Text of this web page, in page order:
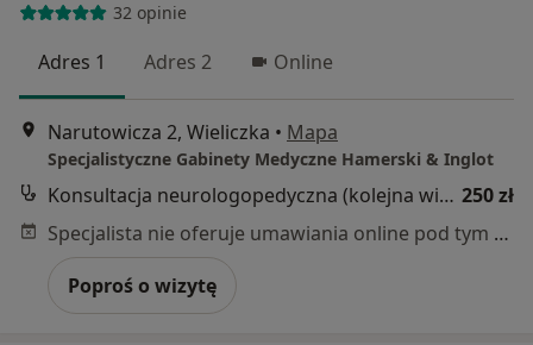
32 opinie
Adres 1 Adres 2 Online
Narutowicza 2, Wieliczka • Mapa
Specjalistyczne Gabinety Medyczne Hamerski & Inglot
Konsultacja neurologopedyczna (kolejna wizyta) 250 zł
Specjalista nie oferuje umawiania online pod tym adresem.
Poproś o wizytę